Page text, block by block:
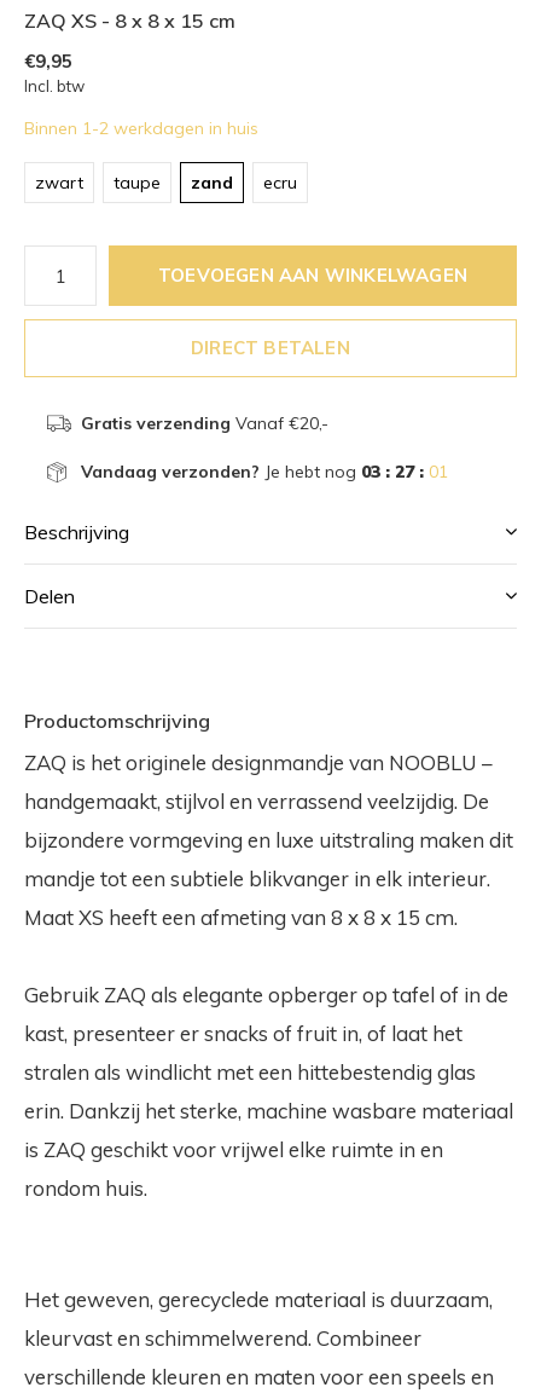
ZAQ XS - 8 x 8 x 15 cm
€9,95
Incl. btw
Binnen 1-2 werkdagen in huis
zwart taupe zand ecru
TOEVOEGEN AAN WINKELWAGEN
DIRECT BETALEN
Gratis verzending Vanaf €20,-
Vandaag verzonden? Je hebt nog 03 : 27 : 01
Beschrijving
Delen
Productomschrijving
ZAQ is het originele designmandje van NOOBLU –
handgemaakt, stijlvol en verrassend veelzijdig. De
bijzondere vormgeving en luxe uitstraling maken dit
mandje tot een subtiele blikvanger in elk interieur.
Maat XS heeft een afmeting van 8 x 8 x 15 cm.
Gebruik ZAQ als elegante opberger op tafel of in de
kast, presenteer er snacks of fruit in, of laat het
stralen als windlicht met een hittebestendig glas
erin. Dankzij het sterke, machine wasbare materiaal
is ZAQ geschikt voor vrijwel elke ruimte in en
rondom huis.
Het geweven, gerecyclede materiaal is duurzaam,
kleurvast en schimmelwerend. Combineer
verschillende kleuren en maten voor een speels en